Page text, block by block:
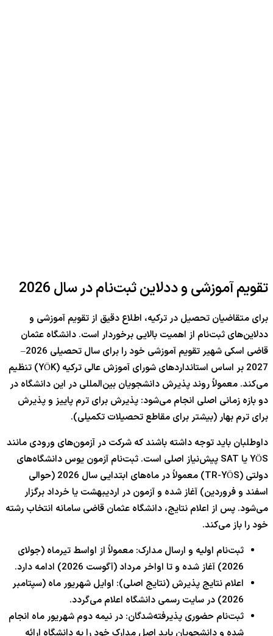
تقویم آموزشی و ددلاین ثبت‌نام در سال 2026
برای متقاضیان تحصیل در ترکیه، اطلاع دقیق از تقویم آموزشی و
ددلاین‌های ثبت‌نام از اهمیت بالایی برخوردار است. دانشگاه عثمان
قاضی اسکی شهیر تقویم آموزشی خود را برای سال تحصیلی 2026
–
2027
بر اساس استانداردهای شورای آموزش عالی ترکیه (YÖK) تنظیم
می‌کند. معمولاً روند پذیرش دانشجویان بین‌المللی در این دانشگاه در
دو بازه زمانی اصلی انجام می‌شود: پذیرش برای ترم پاییز و پذیرش
برای ترم بهار (بیشتر برای مقاطع تحصیلات تکمیلی).
داوطلبان باید توجه داشته باشند که شرکت در آزمون‌های ورودی مانند
YÖS یا SAT پیش‌نیاز اصلی است. ثبت‌نام آزمون یوس دانشگاه‌های
دولتی (TR-YÖS) معمولاً در ماه‌های ابتدایی سال
2026 (حوالی
اسفند و فروردین) آغاز شده و آزمون در اردیبهشت یا خرداد برگزار
می‌شود. پس از اعلام نتایج، دانشگاه عثمان قاضی سامانه انتخاب رشته
خود را باز می‌کند.
ثبت‌نام اولیه و ارسال مدارک: معمولاً از اواسط تیرماه (جولای
2026 ) آغاز شده و تا اواخر مرداد (آگوست 2026) ادامه دارد.
اعلام نتایج پذیرش (نتایج اصلی): اوایل شهریور ماه (سپتامبر
2026) در سایت رسمی دانشگاه اعلام می‌گردد.
ثبت‌نام حضوری پذیرفته‌شدگان: در نیمه دوم شهریور ماه انجام
شده و دانشجویان باید اصل مدارک خود را به دانشگاه ارائه